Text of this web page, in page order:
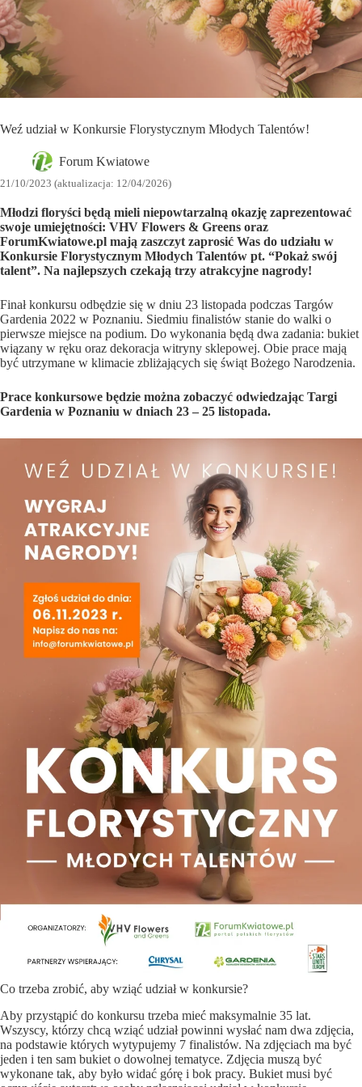
Weź udział w Konkursie Florystycznym Młodych Talentów!
Forum Kwiatowe
21/10/2023 (aktualizacja: 12/04/2026)
Młodzi floryści będą mieli niepowtarzalną okazję zaprezentować
swoje umiejętności: VHV Flowers & Greens oraz
ForumKwiatowe.pl mają zaszczyt zaprosić Was do udziału w
Konkursie Florystycznym Młodych Talentów pt. “Pokaż swój
talent”. Na najlepszych czekają trzy atrakcyjne nagrody!
Finał konkursu odbędzie się w dniu 23 listopada podczas Targów
Gardenia 2022 w Poznaniu. Siedmiu finalistów stanie do walki o
pierwsze miejsce na podium. Do wykonania będą dwa zadania: bukiet
wiązany w ręku oraz dekoracja witryny sklepowej. Obie prace mają
być utrzymane w klimacie zbliżających się świąt Bożego Narodzenia.
Prace konkursowe będzie można zobaczyć odwiedzając Targi
Gardenia w Poznaniu w dniach 23 – 25 listopada.
Co trzeba zrobić, aby wziąć udział w konkursie?
Aby przystąpić do konkursu trzeba mieć maksymalnie 35 lat.
Wszyscy, którzy chcą wziąć udział powinni wysłać nam dwa zdjęcia,
na podstawie których wytypujemy 7 finalistów. Na zdjęciach ma być
jeden i ten sam bukiet o dowolnej tematyce. Zdjęcia muszą być
wykonane tak, aby było widać górę i bok pracy. Bukiet musi być